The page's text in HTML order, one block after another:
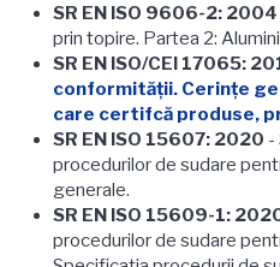
SR EN ISO 9606-2: 2004
prin topire. Partea 2:
SR EN ISO/CEI 17065:
conformității. Cerinţe
care certifcă produse,
SR EN ISO 15607: 2020 -
procedurilor de sudare
generale.
SR EN ISO 15609-1:
procedurilor de sudare